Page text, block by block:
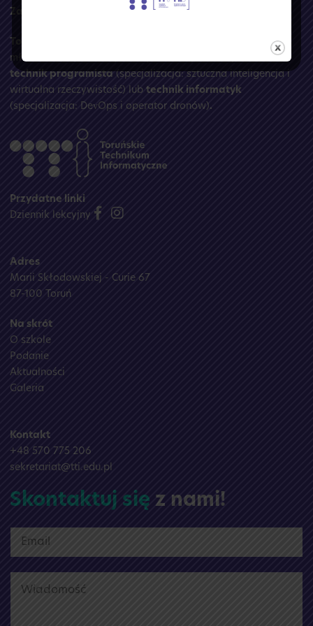
Za się na naukę w TTI!
młodzieżowa, w której zdobędziesz wymarzony zawód:
technik programista(specjalizacja: sztuczna inteligencja i
wirtualna rzeczywistość) lub technik informatyk
(specjalizacja: DevOps i operator dronów).
Przydatne linki
Dziennik lekcyjny
Adres
Marii Skłodowskiej - Curie 67
87-100 Toruń
Na skrót
O szkole
Podanie
Aktualności
Galeria
Kontakt
+48 570 775 206
sekretariat@tti.edu.pl
Skontaktuj się z nami!